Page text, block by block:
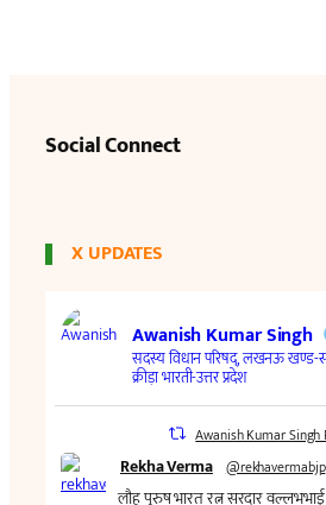
Social Connect
X UPDATES